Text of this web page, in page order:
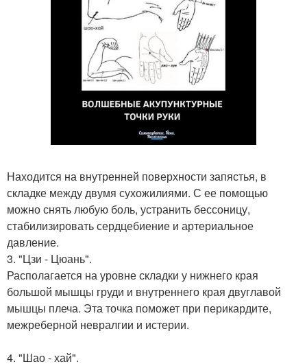
Находится на внутренней поверхности запястья, в
складке между двумя сухожилиями. С ее помощью
можно снять любую боль, устранить бессоницу,
стабилизировать сердцебиение и артериальное
давление.
3. "Цзи - Цюань".
Располагается на уровне складки у нижнего края
большой мышцы груди и внутреннего края двуглавой
мышцы плеча. Эта точка поможет при перикардите,
межреберной невралгии и истерии.
4. "Шао - хай".